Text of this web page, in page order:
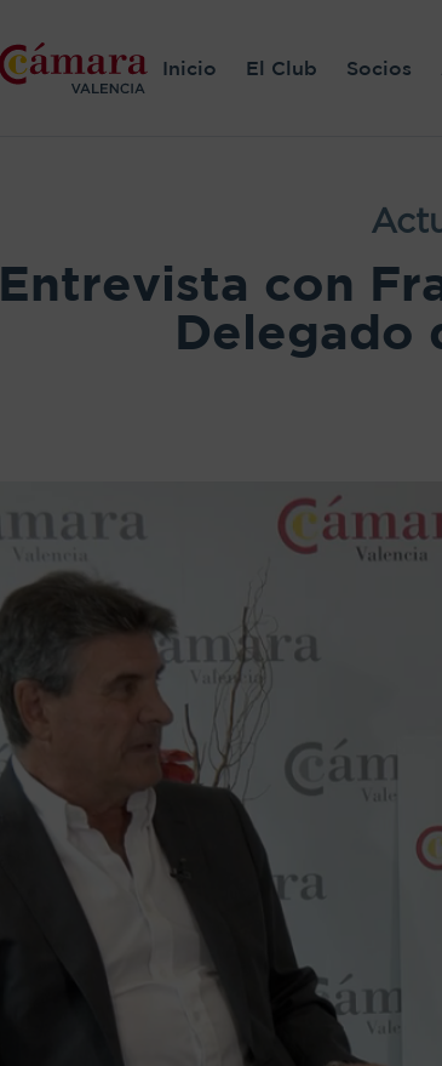
Inicio El Club Socios
Entrevista con
Delegado